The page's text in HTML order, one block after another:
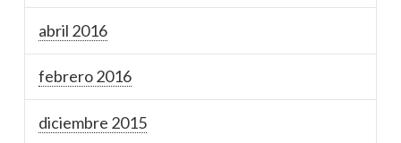
abril 2016
febrero 2016
diciembre 2015